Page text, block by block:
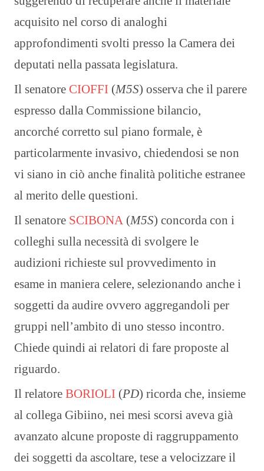
acquisito nel corso di analoghi
approfondimenti svolti presso la Camera dei
deputati nella passata legislatura.
Il senatore CIOFFI (M5S) osserva che il parere
espresso dalla Commissione bilancio,
ancorché corretto sul piano formale, è
particolarmente invasivo, chiedendosi se non
vi siano in ciò anche finalità politiche estranee
al merito delle questioni.
Il senatore SCIBONA (M5S) concorda con i
colleghi sulla necessità di svolgere le
audizioni richieste sul provvedimento in
esame in maniera celere, selezionando anche i
soggetti da audire ovvero aggregandoli per
gruppi nell’ambito di uno stesso incontro.
Chiede quindi ai relatori di fare proposte al
riguardo.
Il relatore BORIOLI (PD) ricorda che, insieme
al collega Gibiino, nei mesi scorsi aveva già
avanzato alcune proposte di raggruppamento
dei soggetti da ascoltare, tese a velocizzare il